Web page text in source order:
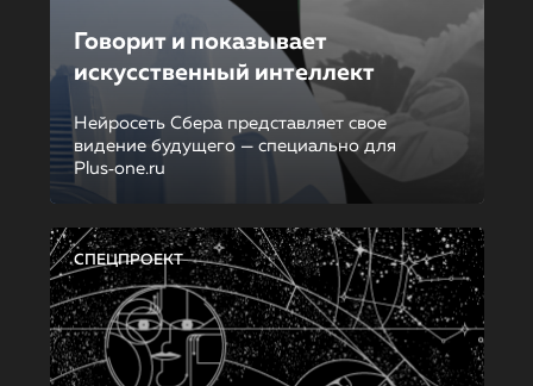
Говорит и показывает
искусственный интеллект
Нейросеть Сбера представляет свое
видение будущего — специально для
Plus‑one.ru
СПЕЦПРОЕКТ